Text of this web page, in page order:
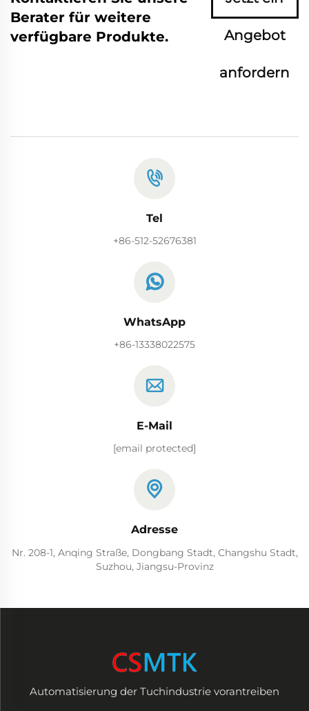
Berater für weitere
verfügbare Produkte.
Angebot
anfordern
Tel
+86-512-52676381
WhatsApp
+86-13338022575
E-Mail
[email protected]
Adresse
Nr. 208-1, Anqing Straße, Dongbang Stadt, Changshu Stadt,
Suzhou, Jiangsu-Provinz
Automatisierung der Tuchindustrie vorantreiben